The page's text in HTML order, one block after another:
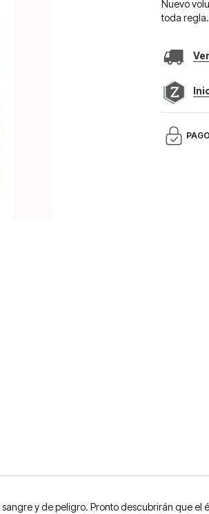
Nuevo
toda regla.
y de peligro. Pronto descubrirán que